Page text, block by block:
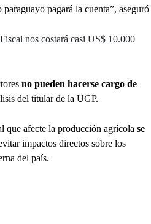
pagará la cuenta”, aseguró
nos costará casi US$ 10.000
no pueden hacerse cargo de
del titular de la UGP.
que afecte la producción agrícola se
impactos directos sobre los
del país.